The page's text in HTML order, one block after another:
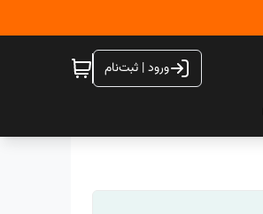
ورود | ثبت‌نام